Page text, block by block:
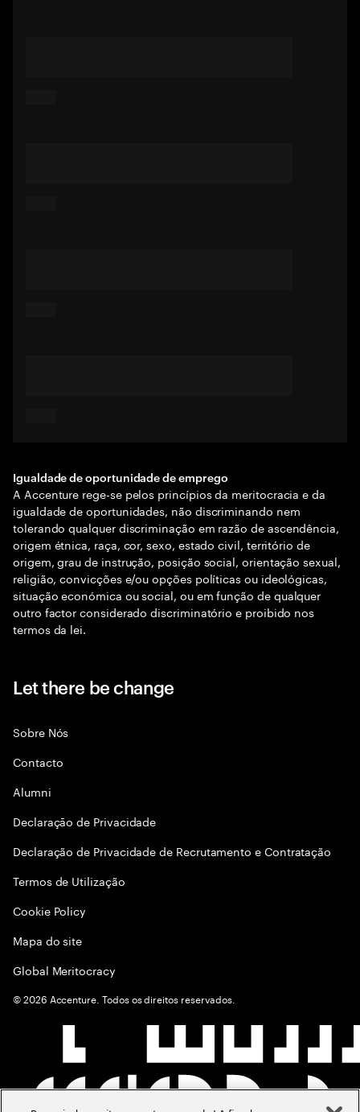
Igualdade de oportunidade de emprego
A Accenture rege-se pelos princípios da meritocracia e da
igualdade de oportunidades, não discriminando nem
tolerando qualquer discriminação em razão de ascendência,
origem étnica, raça, cor, sexo, estado civil, território de
origem, grau de instrução, posição social, orientação sexual,
religião, convicções e/ou opções políticas ou ideológicas,
situação económica ou social, ou em função de qualquer
outro factor considerado discriminatório e proibido nos
termos da lei.
Let there be change
Sobre Nós
Contacto
Alumni
Declaraçāo de Privacidade
Declaração de Privacidade de Recrutamento e Contratação
Termos de Utilização
Cookie Policy
Mapa do site
Global Meritocracy
©2026 Accenture. Todos os direitos reservados.